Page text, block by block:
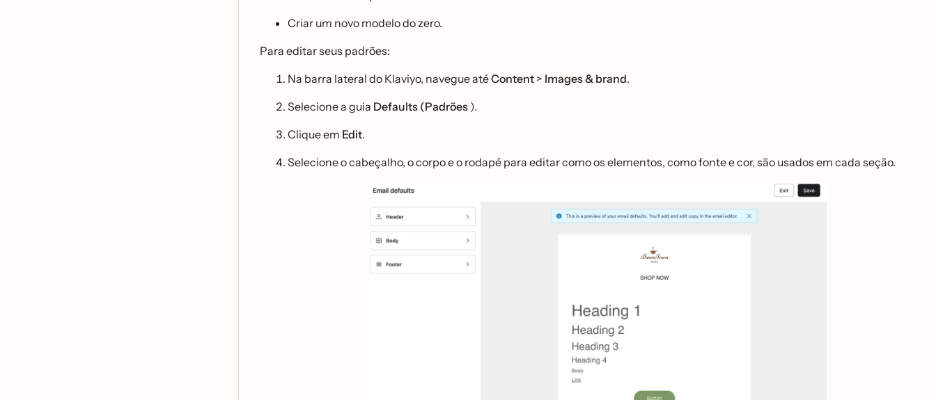
Criar um novo modelo do zero.
Para editar seus padrões:
Na barra lateral do Klaviyo, navegue atéContent > Images & brand.
Selecione a guia Defaults (Padrões ).
Clique em Edit.
Selecione o cabeçalho, o corpo e o rodapé para editar como os elementos, como fonte e cor, são usados em cada seção.